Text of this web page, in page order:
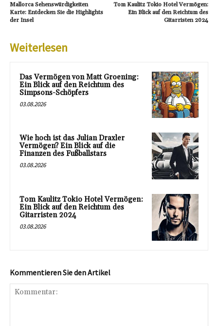
Mallorca Sehenswürdigkeiten
Karte: Entdecken Sie die Highlights
der Insel
Tom Kaulitz Tokio Hotel Vermögen:
Ein Blick auf den Reichtum des
Gitarristen 2024
Weiterlesen
Das Vermögen von Matt Groening:
Ein Blick auf den Reichtum des
Simpsons-Schöpfers
03.08.2026
Wie hoch ist das Julian Draxler
Vermögen? Ein Blick auf die
Finanzen des Fußballstars
03.08.2026
Tom Kaulitz Tokio Hotel Vermögen:
Ein Blick auf den Reichtum des
Gitarristen 2024
03.08.2026
Kommentieren Sie den Artikel